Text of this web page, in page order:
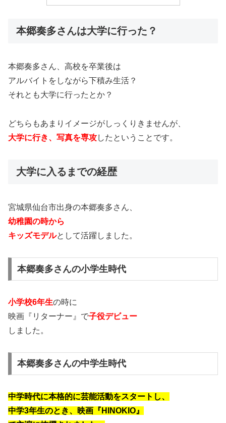
本郷奏多さんは大学に行った？
本郷奏多さん、高校を卒業後は
アルバイトをしながら下積み生活？
それとも大学に行ったとか？
どちらもあまりイメージがしっくりきませんが、
大学に行き、写真を専攻したということです。
大学に入るまでの経歴
宮城県仙台市出身の本郷奏多さん、
幼稚園の時から
キッズモデルとして活躍しました。
本郷奏多さんの小学生時代
小学校6年生の時に
映画『リターナー』で子役デビュー
しました。
本郷奏多さんの中学生時代
中学時代に本格的に芸能活動をスタートし、
中学3年生のとき、映画『HINOKIO』